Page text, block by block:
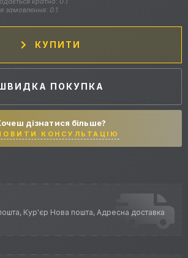
замовлення: 0.1
КУПИТИ
ПОКУПКА
дізнатися більше?
КОНСУЛЬТАЦІЮ
Кур'єр Нова пошта, Адресна доставка